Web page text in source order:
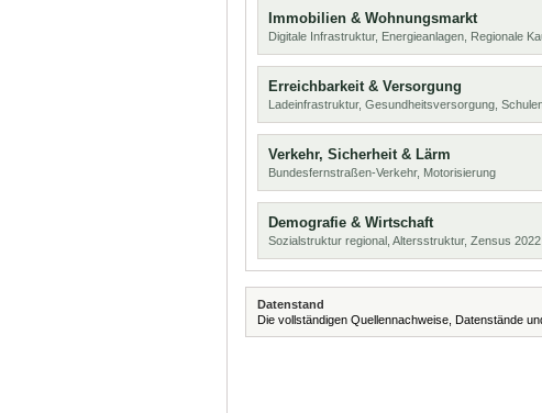
Immobilien & Wohnungsmarkt
Digitale Infrastruktur, Energieanlagen, Regionale
Erreichbarkeit & Versorgung
Ladeinfrastruktur, Gesundheitsversorgung,
Verkehr, Sicherheit & Lärm
Bundesfernstraßen-Verkehr, Motorisierung
Demografie & Wirtschaft
Sozialstruktur regional, Altersstruktur, Zensus 2022
Datenstand
Die vollständigen Quellennachweise, Datenstände